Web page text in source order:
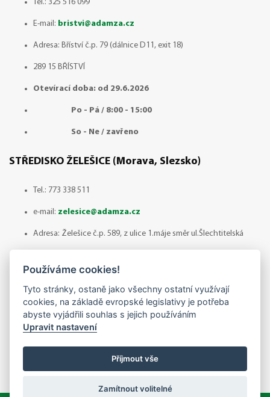
Tel.: 325 516 099
E-mail: bristvi@adamza.cz
Adresa: Bříství č.p. 79 (dálnice D11, exit 18)
289 15 BŘÍSTVÍ
Otevírací doba: od 29.6.2026
Po - Pá / 8:00 - 15:00
So - Ne / zavřeno
STŘEDISKO ŽELEŠICE (Morava, Slezsko)
Tel.: 773 338 511
e-mail: zelesice@adamza.cz
Adresa: Želešice č.p. 589, z ulice 1.máje směr ul.Šlechtitelská
předchozí domluvě!
Po - Pá / 8:00 - 14:30
Používáme cookies!
Tyto stránky, ostaně jako všechny ostatní využívají
cookies, na základě evropské legislativy je potřeba
abyste vyjádřili souhlas s jejich používáním
Upravit nastavení
Příjmout vše
Zamítnout volitelné